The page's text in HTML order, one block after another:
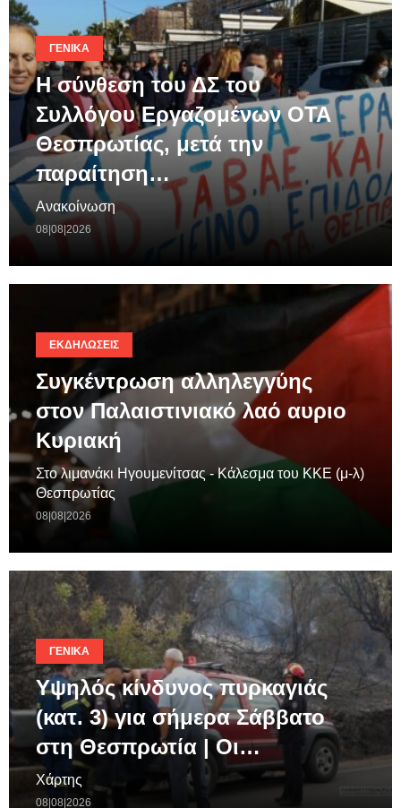
ΓΕΝΙΚΆ
Η σύνθεση του ΔΣ του
Συλλόγου Εργαζομένων ΟΤΑ
Θεσπρωτίας, μετά την
παραίτηση…
Ανακοίνωση
08|08|2026
ΕΚΔΗΛΏΣΕΙΣ
Συγκέντρωση αλληλεγγύης
στον Παλαιστινιακό λαό αυριο
Κυριακή
Στο λιμανάκι Ηγουμενίτσας - Κάλεσμα του ΚΚΕ (μ-λ)
Θεσπρωτίας
08|08|2026
ΓΕΝΙΚΆ
Υψηλός κίνδυνος πυρκαγιάς
(κατ. 3) για σήμερα Σάββατο
στη Θεσπρωτία | Οι…
Χάρτης
08|08|2026